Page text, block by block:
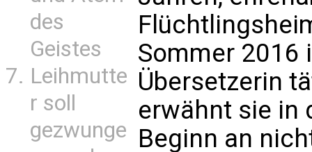
des
Geistes
Leihmutte
r soll
gezwunge
Sommer 2016
Übersetzerin
erwähnt sie in
Beginn an